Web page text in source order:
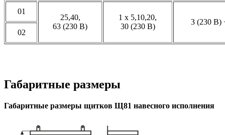
01
25,40,
63 (230 В)
1 х 5,10,20,
30 (230 В)
3 (230 В)
02
Габаритные размеры
Габаритные размеры щитков Щ81 навесного исполнения